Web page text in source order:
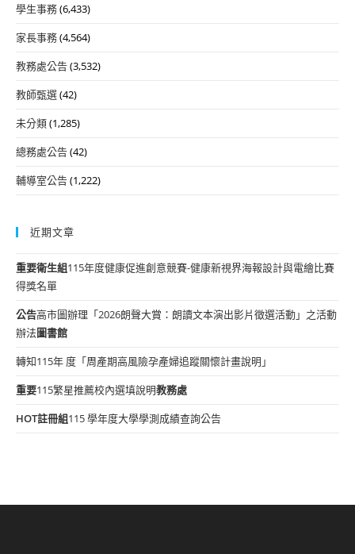
學生事務(6,433)
家長事務(4,564)
教務處公告(3,532)
教師甄選(42)
未分類(1,285)
總務處公告(42)
輔導室公告(1,222)
近期文章
重要衛生組115年度健康促進創意競賽-健康新視界海報設計與電繪比賽
得獎名單
公告高市圖辦理「2026朗聲大賞：朗讀文本演出影片徵選活動」之活動
辦法圖書館
轉知115年 度「周產期高風險孕產婦追蹤關懷計畫說明」
重要115繁星推薦校內選填說明教務處
HOT註冊組115 學年度大學學測成績查詢公告